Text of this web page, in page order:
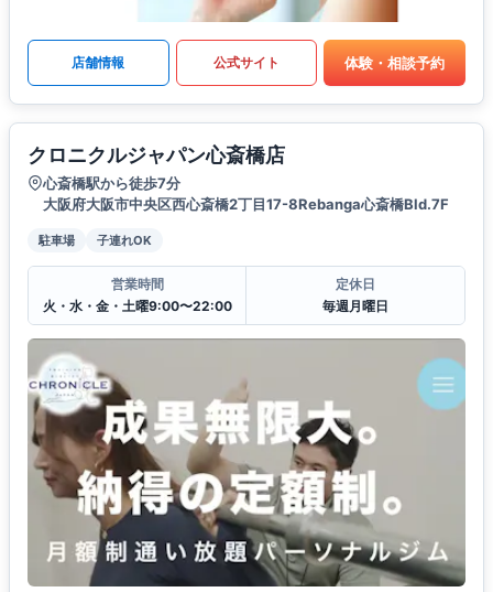
店舗情報 公式サイト 体験・相談予約
クロニクルジャパン心斎橋店
心斎橋駅から徒歩7分
大阪府大阪市中央区西心斎橋2丁目17-8Rebanga心斎橋Bld.7F
駐車場 子連れOK
営業時間
火・水・金・土曜9:00〜22:00
定休日
毎週月曜日